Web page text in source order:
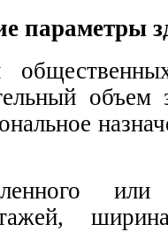
параметры
объем
или